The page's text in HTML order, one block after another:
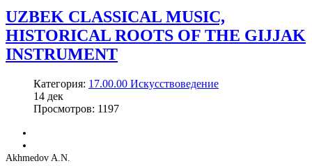
UZBEK CLASSICAL MUSIC,
HISTORICAL ROOTS OF THE GIJJAK
INSTRUMENT
Категория: 17.00.00 Искусствоведение
14 дек
Просмотров: 1197
Akhmedov A.N.